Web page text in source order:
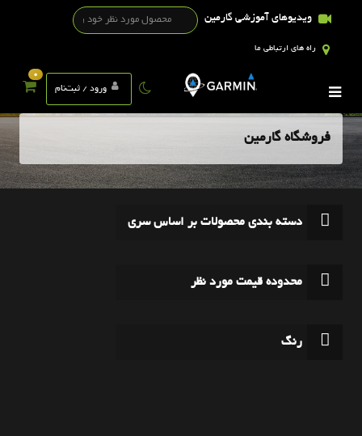
ویدیوهای آموزشی گارمین
راه های ارتباطی ما
ورود / ثبت‌نام
0
فروشگاه گارمین
دسته بندی محصولات بر اساس سری
محدوده قیمت مورد نظر
رنگ